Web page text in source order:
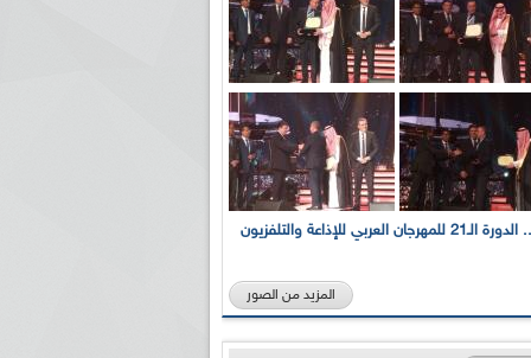
بالصور... الدورة الـ21 للمهرجان العربي للإذاعة والتلفزيون
المزيد من الصور